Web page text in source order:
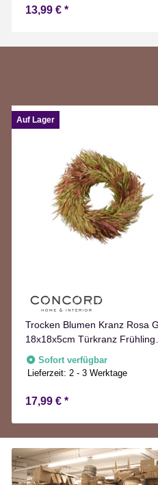
13,99 € *
Auf Lager
Trocken Blumen Kranz Rosa
18x18x5cm Türkranz Frühling
Herbst
Sofort verfügbar
Lieferzeit: 2 - 3 Werktage
17,99 € *